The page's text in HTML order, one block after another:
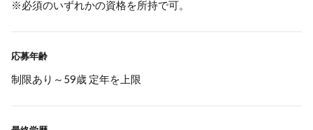
※必須のいずれかの資格を所持で可。
応募年齢
制限あり～59歳 定年を上限